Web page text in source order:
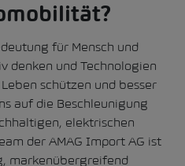
für Mensch und
denken und Technologien
schützen und besser
auf die Beschleunigung
elektrischen
der AMAG Import AG ist
markenübergreifend